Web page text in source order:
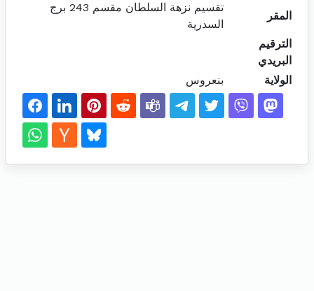
المقر
تقسيم نزهة السلطان مقسم 243 برج
السدرية
الترقيم
البريدي
الولاية
بنعروس